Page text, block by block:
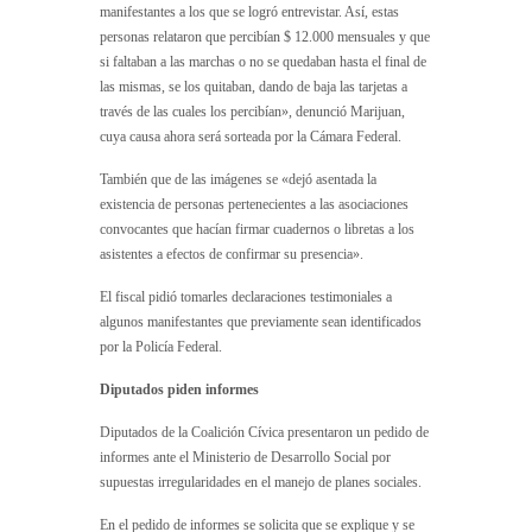
manifestantes a los que se logró entrevistar. Así, estas
personas relataron que percibían $ 12.000 mensuales y que
si faltaban a las marchas o no se quedaban hasta el final de
las mismas, se los quitaban, dando de baja las tarjetas a
través de las cuales los percibían», denunció Marijuan,
cuya causa ahora será sorteada por la Cámara Federal.
También que de las imágenes se «dejó asentada la
existencia de personas pertenecientes a las asociaciones
convocantes que hacían firmar cuadernos o libretas a los
asistentes a efectos de confirmar su presencia».
El fiscal pidió tomarles declaraciones testimoniales a
algunos manifestantes que previamente sean identificados
por la Policía Federal.
Diputados piden informes
Diputados de la Coalición Cívica presentaron un pedido de
informes ante el Ministerio de Desarrollo Social por
supuestas irregularidades en el manejo de planes sociales.
En el pedido de informes se solicita que se explique y se